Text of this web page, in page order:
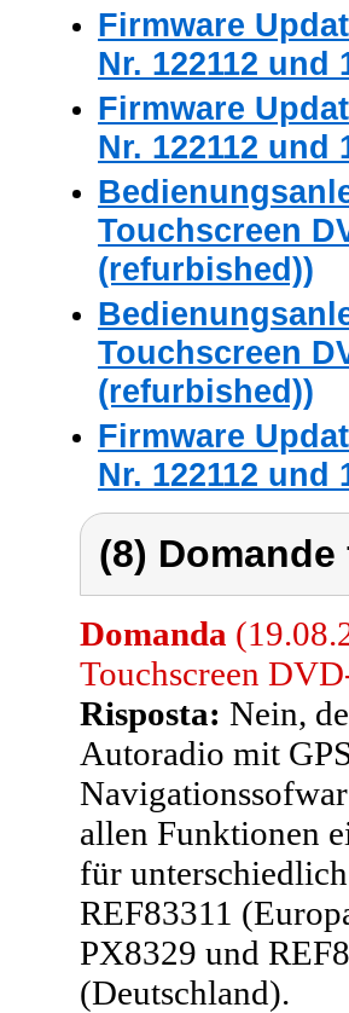
Firmware
Nr. 122112 und
Firmware
Nr. 122112 und
Touchscreen
(refurbished))
Touchscreen
(refurbished))
Firmware
Nr. 122112 und
(8)
Domanda
Touchscreen
Risposta: Nein,
Autoradio mit
allen Funktionen
für
REF83311
PX8329 und
(Deutschland).